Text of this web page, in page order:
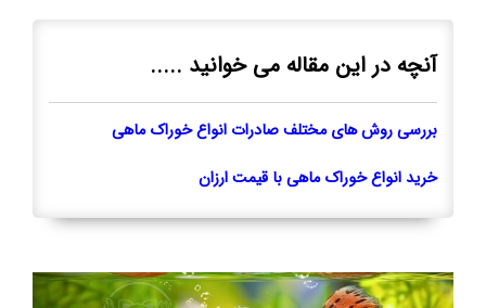
آنچه در این مقاله می خوانید .....
بررسی روش های مختلف صادرات انواع خوراک ماهی
خرید انواع خوراک ماهی با قیمت ارزان